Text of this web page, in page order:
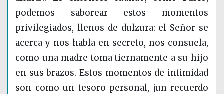
podemos saborear estos momentos
privilegiados, llenos de dulzura: el Señor se
acerca y nos habla en secreto, nos consuela,
como una madre toma tiernamente a su hijo
en sus brazos. Estos momentos de intimidad
son como un tesoro personal, ¡un recuerdo